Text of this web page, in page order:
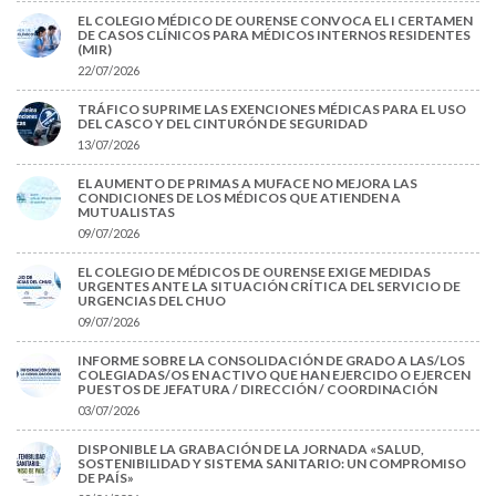
EL COLEGIO MÉDICO DE OURENSE CONVOCA EL I CERTAMEN
DE CASOS CLÍNICOS PARA MÉDICOS INTERNOS RESIDENTES
(MIR)
22/07/2026
TRÁFICO SUPRIME LAS EXENCIONES MÉDICAS PARA EL USO
DEL CASCO Y DEL CINTURÓN DE SEGURIDAD
13/07/2026
EL AUMENTO DE PRIMAS A MUFACE NO MEJORA LAS
CONDICIONES DE LOS MÉDICOS QUE ATIENDEN A
MUTUALISTAS
09/07/2026
EL COLEGIO DE MÉDICOS DE OURENSE EXIGE MEDIDAS
URGENTES ANTE LA SITUACIÓN CRÍTICA DEL SERVICIO DE
URGENCIAS DEL CHUO
09/07/2026
INFORME SOBRE LA CONSOLIDACIÓN DE GRADO A LAS/LOS
COLEGIADAS/OS EN ACTIVO QUE HAN EJERCIDO O EJERCEN
PUESTOS DE JEFATURA / DIRECCIÓN / COORDINACIÓN
03/07/2026
DISPONIBLE LA GRABACIÓN DE LA JORNADA «SALUD,
SOSTENIBILIDAD Y SISTEMA SANITARIO: UN COMPROMISO
DE PAÍS»